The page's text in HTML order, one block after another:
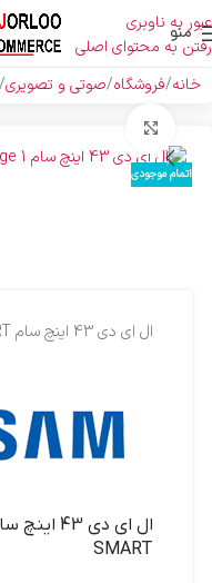
عبور به ناوبری
رفتن به محتوای اصلی
منو
خانه فروشگاه صوتی و تصویری
اتمام موجودی
ال اي دي 43 اينچ سام UA43T7000THCHDV00 SMART
SMART